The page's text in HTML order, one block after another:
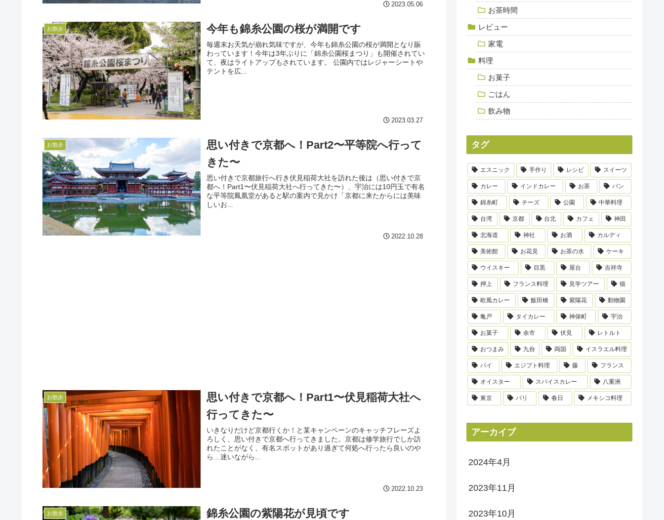
2023.05.06
お散歩 今年も錦糸公園の桜が満開です
毎週末お天気が崩れ気味ですが、今年も錦糸公園の桜が満開となり賑
わっています！今年は3年ぶりに「錦糸公園桜まつり」も開催されてい
て、夜はライトアップもされています。 公園内ではレジャーシートや
テントを広...
2023.03.27
お散歩
思い付きで京都へ！Part2〜平等院へ行って
きた〜
思い付きで京都旅行へ行き伏見稲荷大社を訪れた後は（思い付きで京
都へ！Part1〜伏見稲荷大社へ行ってきた〜）、宇治には10円玉で有名
な平等院鳳凰堂があると駅の案内で見かけ「京都に来たからには美味
しいお...
2022.10.28
お散歩
思い付きで京都へ！Part1〜伏見稲荷大社へ
行ってきた〜
いきなりだけど京都行くか！と某キャンペーンのキャッチフレーズよ
ろしく、思い付きで京都へ行ってきました。京都は修学旅行でしか訪
れたことがなく、有名スポットがあり過ぎて何処へ行ったら良いのや
ら…迷いながら...
2022.10.23
お散歩 錦糸公園の紫陽花が見頃です
お茶時間
レビュー
家電
料理
お菓子
ごはん
飲み物
タグ
エスニック 手作り レシピ スイーツ
カレー インドカレー お茶 パン
錦糸町 チーズ 公園 中華料理
台湾 京都 台北 カフェ 神田
北海道 神社 お酒 カルディ
美術館 お花見 お茶の水 ケーキ
ウイスキー 目黒 屋台 吉祥寺
押上 フランス料理 見学ツアー 猫
欧風カレー 飯田橋 紫陽花 動物園
亀戸 タイカレー 神保町 宇治
お菓子 余市 伏見 レトルト
おつまみ 九份 両国 イスラエル料理
パイ エジプト料理 藤 フランス
オイスター スパイスカレー 八重洲
東京 パリ 春日 メキシコ料理
アーカイブ
2024年4月
2023年11月
2023年10月